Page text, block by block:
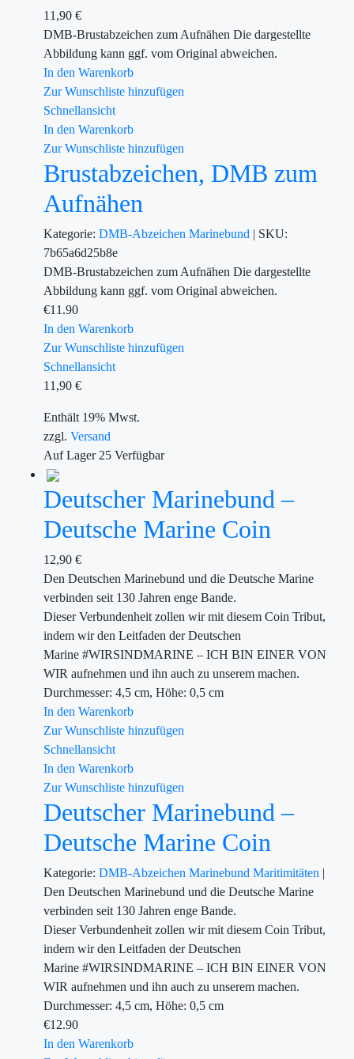
11,90 €
DMB-Brustabzeichen zum Aufnähen Die dargestellte
Abbildung kann ggf. vom Original abweichen.
In den Warenkorb
Zur Wunschliste hinzufügen
Schnellansicht
In den Warenkorb
Zur Wunschliste hinzufügen
Brustabzeichen, DMB zum
Aufnähen
Kategorie: DMB-Abzeichen Marinebund | SKU:
7b65a6d25b8e
DMB-Brustabzeichen zum Aufnähen Die dargestellte
Abbildung kann ggf. vom Original abweichen.
€11.90
In den Warenkorb
Zur Wunschliste hinzufügen
Schnellansicht
11,90 €
Enthält 19% Mwst.
zzgl. Versand
Auf Lager25 Verfügbar
Deutscher Marinebund –
Deutsche Marine Coin
12,90 €
Den Deutschen Marinebund und die Deutsche Marine
verbinden seit 130 Jahren enge Bande.
Dieser Verbundenheit zollen wir mit diesem Coin Tribut,
indem wir den Leitfaden der Deutschen
Marine #WIRSINDMARINE – ICH BIN EINER VON
WIR aufnehmen und ihn auch zu unserem machen.
Durchmesser: 4,5 cm, Höhe: 0,5 cm
In den Warenkorb
Zur Wunschliste hinzufügen
Schnellansicht
In den Warenkorb
Zur Wunschliste hinzufügen
Deutscher Marinebund –
Deutsche Marine Coin
Kategorie: DMB-Abzeichen Marinebund Maritimitäten |
Den Deutschen Marinebund und die Deutsche Marine
verbinden seit 130 Jahren enge Bande.
Dieser Verbundenheit zollen wir mit diesem Coin Tribut,
indem wir den Leitfaden der Deutschen
Marine #WIRSINDMARINE – ICH BIN EINER VON
WIR aufnehmen und ihn auch zu unserem machen.
Durchmesser: 4,5 cm, Höhe: 0,5 cm
€12.90
In den Warenkorb